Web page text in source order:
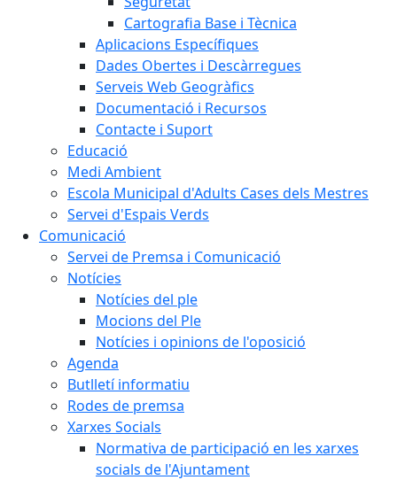
Cartografia Base i Tècnica
Aplicacions Específiques
Dades Obertes i Descàrregues
Serveis Web Geogràfics
Documentació i Recursos
Contacte i Suport
Educació
Medi Ambient
Escola Municipal d'Adults Cases dels Mestres
Servei d'Espais Verds
Comunicació
Servei de Premsa i Comunicació
Notícies
Notícies del ple
Mocions del Ple
Notícies i opinions de l'oposició
Agenda
Butlletí informatiu
Rodes de premsa
Xarxes Socials
Normativa de participació en les xarxes
socials de l'Ajuntament